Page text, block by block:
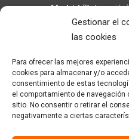
Gestionar el
las cookies
Para ofrecer las mejores
cookies para almacenar y/o
consentimiento de estas
el comportamiento de
sitio. No consentir o retirar el
negativamente a ciertas
>Madrid(Delegación)
© KRÜGER
limpieza